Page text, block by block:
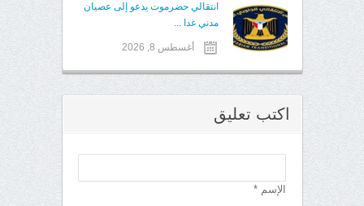
انتقالي حضرموت يدعو إلى عصيان
مدني غدا ...
أغسطس 8, 2026
اكتب تعليق
الإسم *